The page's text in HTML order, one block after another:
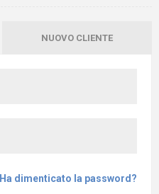
NUOVO CLIENTE
Ha dimenticato la password?